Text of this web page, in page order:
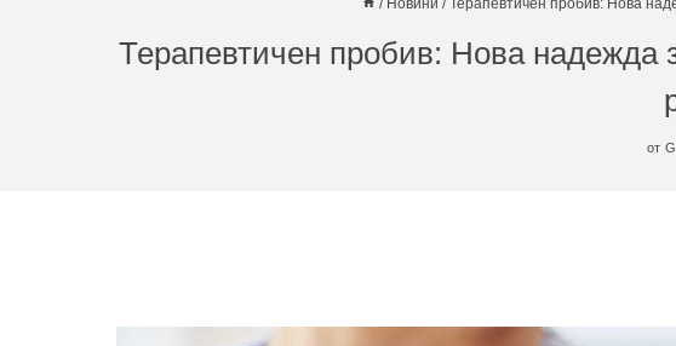
/ Новини / Терапевтичен пробив: Нова
Терапевтичен пробив: Нова надежда
от